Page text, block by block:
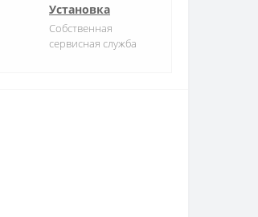
Установка
Собственная
сервисная служба